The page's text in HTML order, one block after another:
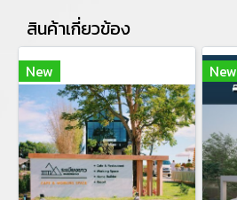
สินค้าเกี่ยวข้อง
New New